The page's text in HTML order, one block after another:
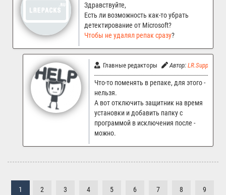
Здравствуйте,
Есть ли возможность как-то убрать
детектирование от Microsoft?
Чтобы не удалял репак сразу?
Главные редакторы Автор: LR.Support
Что-то поменять в репаке, для этого -
нельзя.
А вот отключить защитник на время
установки и добавить папку с
программой в исключения после -
можно.
1 2 3 4 5 6 7 8 9